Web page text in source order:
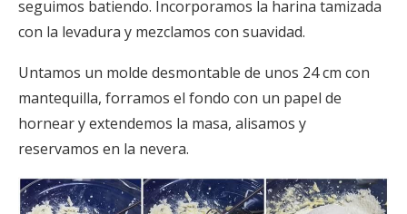
seguimos batiendo. Incorporamos la harina tamizada
con la levadura y mezclamos con suavidad.
Untamos un molde desmontable de unos 24 cm con
mantequilla, forramos el fondo con un papel de
hornear y extendemos la masa, alisamos y
reservamos en la nevera.